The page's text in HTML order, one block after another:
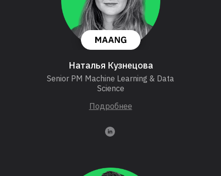
Наталья Кузнецова
Senior PM Machine Learning & Data
Science
Подробнее